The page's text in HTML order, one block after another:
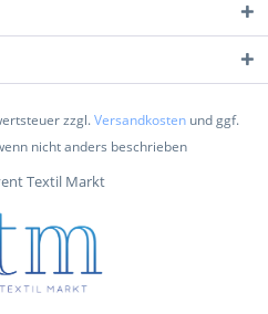
zzgl.Versandkosten und ggf.
nicht anders beschrieben
Textil Markt